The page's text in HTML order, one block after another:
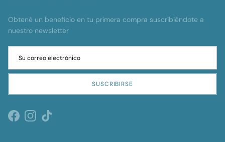
Obtené un beneficio en tu primera compra suscribiéndote a
nuestro newsletter
SUSCRIBIRSE
Facebook
Instagram
TikTok